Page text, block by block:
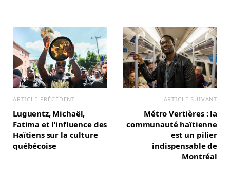
ARTICLE PRÉCÉDENT
Luguentz, Michaël,
Fatima et l’influence des
Haïtiens sur la culture
québécoise
ARTICLE SUIVANT
Métro Vertières : la
communauté haïtienne
est un pilier
indispensable de
Montréal